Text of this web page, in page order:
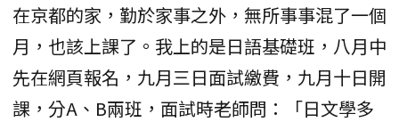
在京都的家，勤於家事之外，無所事事混了一個
月，也該上課了。我上的是日語基礎班，八月中
先在網頁報名，九月三日面試繳費，九月十日開
課，分A、B兩班，面試時老師問：「日文學多